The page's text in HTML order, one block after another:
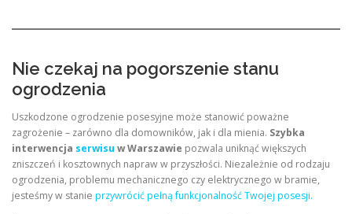
Nie czekaj na pogorszenie stanu
ogrodzenia
Uszkodzone ogrodzenie posesyjne może stanowić poważne
zagrożenie – zarówno dla domowników, jak i dla mienia. Szybka
interwencja serwisu w Warszawie pozwala uniknąć większych
zniszczeń i kosztownych napraw w przyszłości. Niezależnie od rodzaju
ogrodzenia, problemu mechanicznego czy elektrycznego w bramie,
jesteśmy w stanie przywrócić pełną funkcjonalność Twojej posesji.